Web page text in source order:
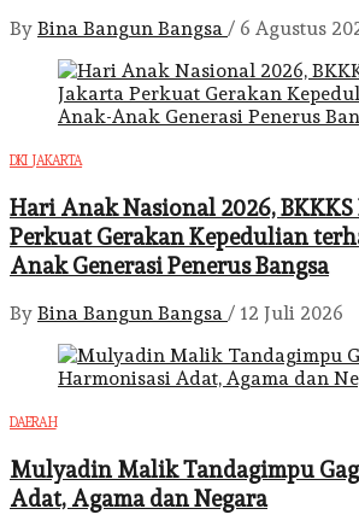
By Bina Bangun Bangsa / 6 Agustus
DKI JAKARTA
Hari Anak Nasional 2026, BKKKS
Perkuat Gerakan Kepedulian
Anak Generasi Penerus Bangsa
By Bina Bangun Bangsa / 12 Juli 2026
DAERAH
Mulyadin Malik Tandagimpu
Adat, Agama dan Negara